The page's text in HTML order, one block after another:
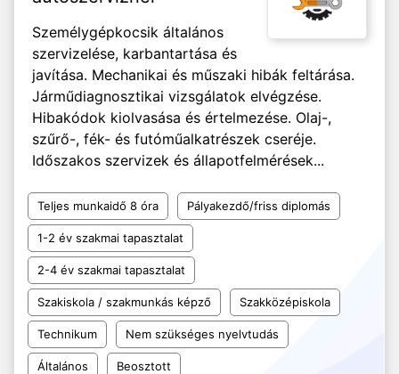
Személygépkocsik általános
szervizelése, karbantartása és
javítása. Mechanikai és műszaki hibák feltárása.
Járműdiagnosztikai vizsgálatok elvégzése.
Hibakódok kiolvasása és értelmezése. Olaj-,
szűrő-, fék- és futóműalkatrészek cseréje.
Időszakos szervizek és állapotfelmérések...
Teljes munkaidő 8 óra Pályakezdő/friss diplomás
1-2 év szakmai tapasztalat
2-4 év szakmai tapasztalat
Szakiskola / szakmunkás képző Szakközépiskola
Technikum Nem szükséges nyelvtudás
Általános Beosztott